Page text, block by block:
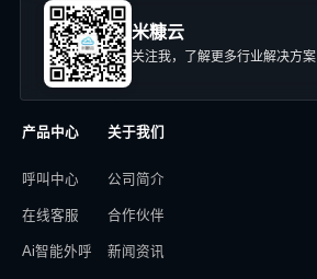
米糠云
关注我，了解更多行业解决方案
产品中心
呼叫中心
在线客服
Ai智能外呼
关于我们
公司简介
合作伙伴
新闻资讯